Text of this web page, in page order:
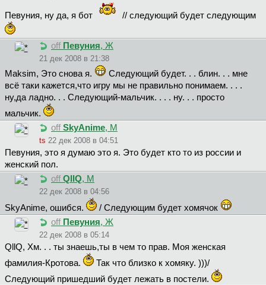
Пeвyния, ну да, я бот // следующий будет следующим
off Певуния, Ж
21 дек 2008 в 21:38
Maksim, Это снова я.
Следующий будет. . . блин. . . мне
всё таки кажется,что игру мы не правильно понимаем. . . .
ну,да ладно. . . Следующий-мальчик. . . . ну. . . просто
мальчик.
off SkyAnime, М
ts 22 дек 2008 в 04:51
Пeвyния, это я думаю это я. Это будет кто то из россии и
женский пол.
off QllQ, М
22 дек 2008 в 04:56
SkyAnime, ошибся.
/ Следующим будет хомячок
off Певуния, Ж
22 дек 2008 в 05:14
QllQ, Хм. . . ты знаешь,ты в чем то прав. Моя женская
фамилия-Кротова.
Так что близко к хомяку. )))/
Следующий пришедший будет лежать в постели.